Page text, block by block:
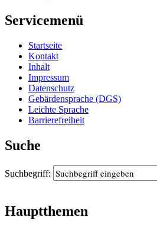
Servicemenü
Startseite
Kontakt
Inhalt
Impressum
Datenschutz
Gebärdensprache (DGS)
Leichte Sprache
Barrierefreiheit
Suche
Suchbegriff:
Hauptthemen